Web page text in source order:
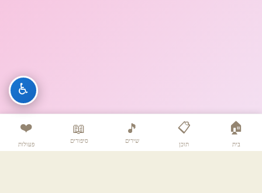
🏠
בית
📋
תוכן
🎵
שירים
📖
סיפורים
❤️
פעולות
♿